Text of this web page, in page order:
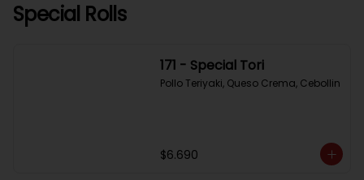
Special Rolls
171 - Special Tori
Pollo Teriyaki, Queso Crema, Cebollin
$6.690